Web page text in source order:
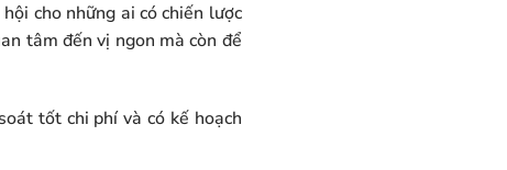
cho những ai có chiến lược
tâm đến vị ngon mà còn để
tốt chi phí và có kế hoạch